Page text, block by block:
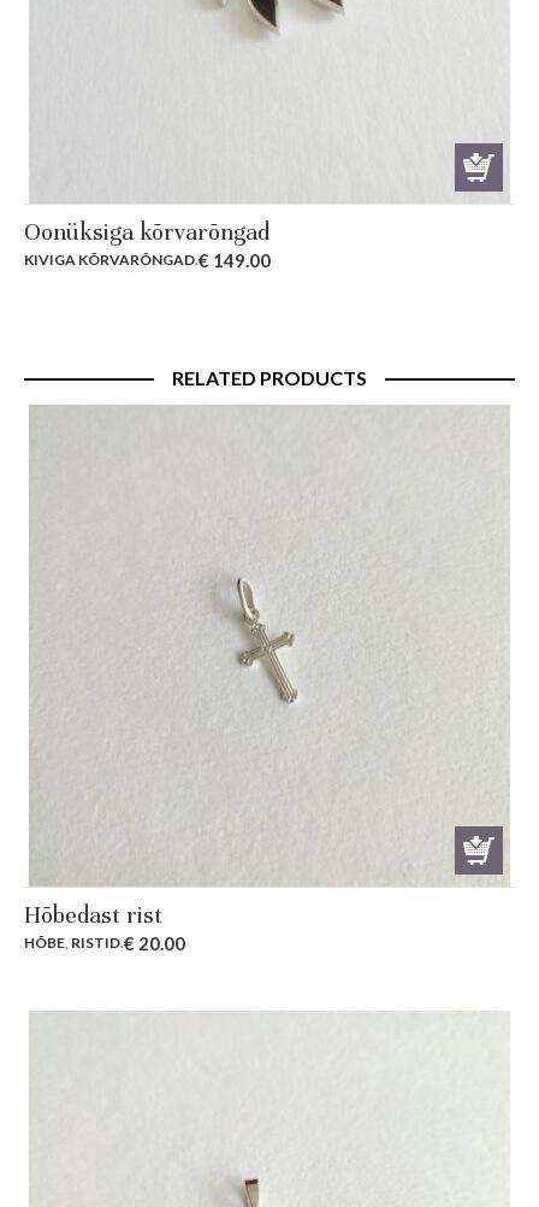
Oonüksiga kõrvarõngad
KIVIGA KÕRVARÕNGAD.€ 149.00
RELATED PRODUCTS
Hõbedast rist
HÕBE RISTID.€ 20.00